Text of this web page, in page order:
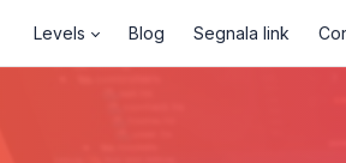
Levels Blog Segnala link